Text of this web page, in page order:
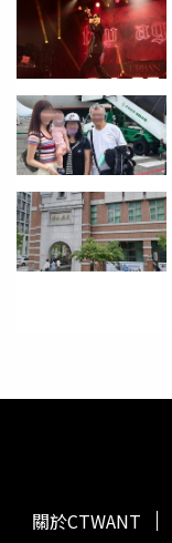
關於CTWANT